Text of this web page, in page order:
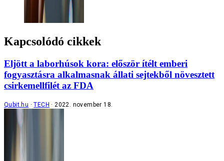
Kapcsolódó cikkek
Eljött a laborhúsok kora: először ítélt emberi
fogyasztásra alkalmasnak állati sejtekből növesztett
csirkemellfilét az FDA
Qubit.hu TECH 2022. november 18.